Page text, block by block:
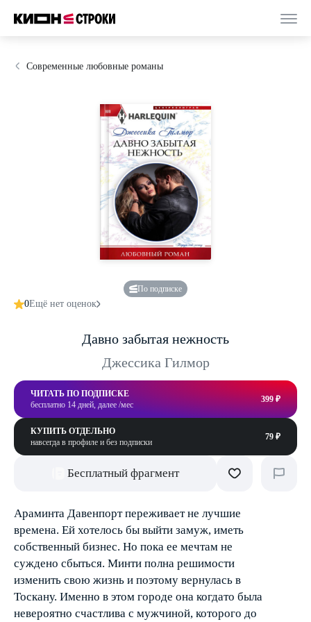
Современные любовные романы
По подписке
0Ещё нет оценок
Давно забытая нежность
Джессика Гилмор
ЧИТАТЬ ПО ПОДПИСКЕ
бесплатно 14 дней, далее /мес
399 ₽
КУПИТЬ ОТДЕЛЬНО
навсегда в профиле и без подписки
79 ₽
Бесплатный фрагмент
Араминта Давенпорт переживает не лучшие
времена. Ей хотелось бы выйти замуж, иметь
собственный бизнес. Но пока ее мечтам не
суждено сбыться. Минти полна решимости
изменить свою жизнь и поэтому вернулась в
Тоскану. Именно в этом городе она когда­то была
невероятно счастлива с мужчиной, которого до